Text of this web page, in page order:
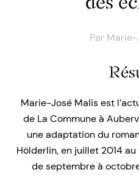
Par Marie-
Marie-José Malis est
de La Commune à
une adaptation du
Hölderlin, en juillet 2014
de septembre à